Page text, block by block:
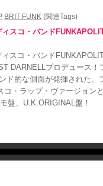
BRIT FUNK (関連Tags)
スコ・バンド
スコ・バンド
DARNELLプロデュース！
ド的な側面が発揮された、
・ラップ・ヴァージョン
盤、U.K.ORIGINAL盤！